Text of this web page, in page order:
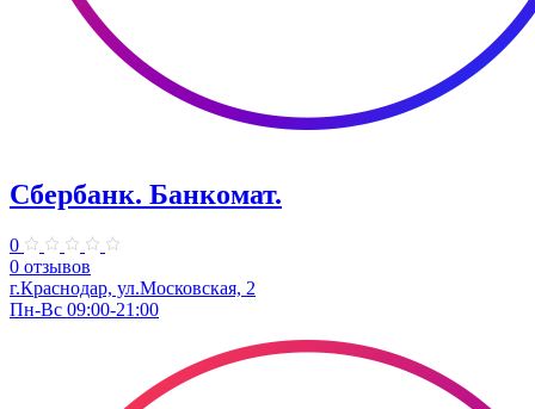
Сбербанк. Банкомат.
0
0 отзывов
г.Краснодар, ул.​Московская, 2
Пн-Вс 09:00-21:00